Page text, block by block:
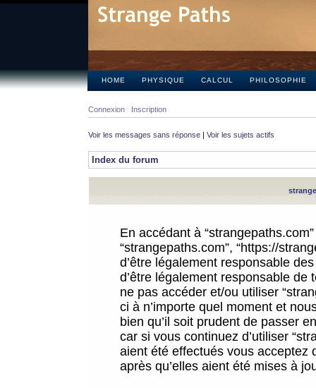
HOME PHYSIQUE CALCUL PHILOSOPHIE
Connexion Inscription
Voir les messages sans réponse | Voir les sujets actifs
Index du forum
En accédant à
“strangepaths.com”, “https://
d’être légalement responsable
d’être légalement responsable
ne pas accéder et/ou utiliser
ci à n’importe quel moment et
bien qu’il soit prudent de passer
car si vous continuez d’utiliser
aient été effectués vous acceptez
après qu’elles aient été mises à